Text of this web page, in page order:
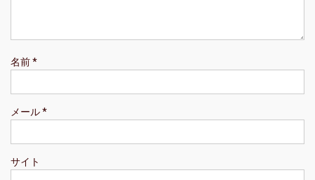
名前*
メール*
サイト